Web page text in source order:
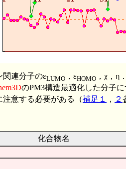
連分子のεLUMO ，εHOMO ，χ，η．
のPM3構造最適化した分子
意する必要がある（補足１ ， ２
化合物名